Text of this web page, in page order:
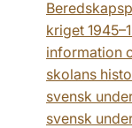
kriget
information
skolans
svensk
svensk